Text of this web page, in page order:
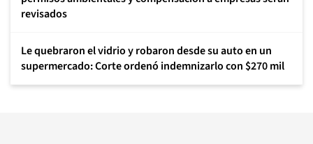
revisados
Le quebraron el vidrio y robaron desde su auto en un
supermercado: Corte ordenó indemnizarlo con $270 mil